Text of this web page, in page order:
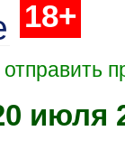
18+
отправить
июля